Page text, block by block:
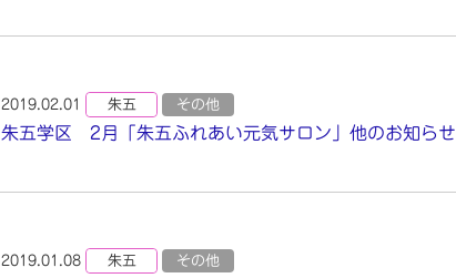
2019.02.01 朱五 その他
朱五学区 2月「朱五ふれあい元気サロン」他のお知らせ
2019.01.08 朱五 その他